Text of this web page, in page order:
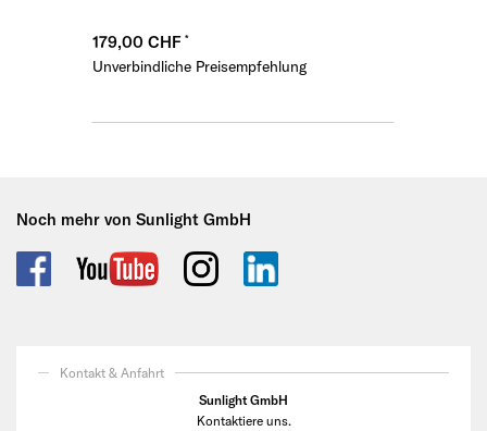
179,00 CHF
Unverbindliche Preisempfehlung
Noch mehr von Sunlight GmbH
Kontakt & Anfahrt
Sunlight GmbH
Kontaktiere uns.